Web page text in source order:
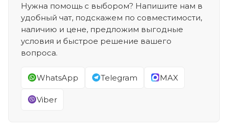
Нужна помощь с выбором? Напишите нам в
удобный чат, подскажем по совместимости,
наличию и цене, предложим выгодные
условия и быстрое решение вашего
вопроса.
WhatsApp Telegram MAX
Viber